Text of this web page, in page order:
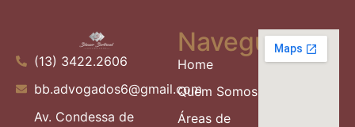
(13) 3422.2606
bb.advogados6@gmail.com
Av. Condessa de
Navegue
Home
Quem Somos
Áreas de